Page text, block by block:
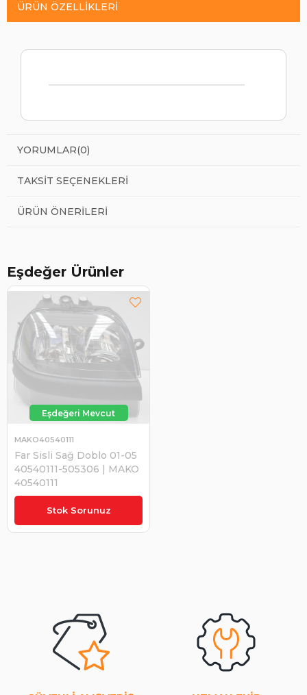
ÜRÜN ÖZELLIKLERI
YORUMLAR(0)
TAKSIT SEÇENEKLERI
ÜRÜN ÖNERILERI
Eşdeğer Ürünler
Stok Sorunuz
Far Sisli Sağ Doblo 01-05
40540111-505306 | MAKO
40540111
MAKO40540111
₺5.465,00